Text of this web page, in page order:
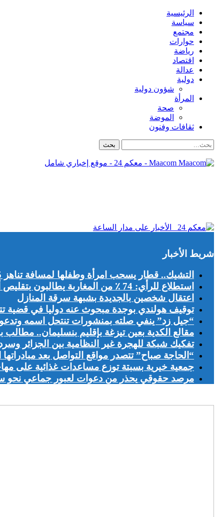
الرئيسية
سياسة
مجتمع
حوارات
رياضة
اقتصاد
عدالة
دولية
شؤون دولية
المرأة
صحة
الموضة
ثقافات وفنون
Maacom - معكم 24 - موقع إخباري شامل
شريط الأخبار
التشيك.. قطار يسحب امرأة وطفلها لمسافة تناهز 45 مترا
استطلاع للرأي: 74 ٪ من المغاربة يطالبون بتقليص أعداد الأجانب الباحثين عن عمل بالمغرب
اعتقال شخصين بالجديدة بشبهة سرقة المنازل
توقيف هولندي بوجدة مبحوث عنه دوليا في قضية
“جيل زد” ينفي صلته بمنشورات تنتحل اسمه وتدعو
مقالع الكدية بعين تيزغة بإقليم بنسليمان..
تفكيك شبكة للهجرة غير النظامية بين الجزائر
“الحاجة صباح” تتصدر مواقع التواصل بعد مبادراتها
جمعية خيرية بسبتة توزع مساعدات غذائية على
مرصد حقوقي يحذر من دعوات لعبور جماعي نحو